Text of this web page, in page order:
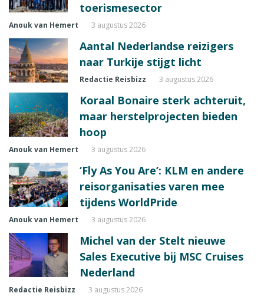
toerismesector
Anouk van Hemert 3 augustus 2026
Aantal Nederlandse reizigers
naar Turkije stijgt licht
Redactie Reisbizz 3 augustus 2026
Koraal Bonaire sterk achteruit,
maar herstelprojecten bieden
hoop
Anouk van Hemert 3 augustus 2026
‘Fly As You Are’: KLM en andere
reisorganisaties varen mee
tijdens WorldPride
Anouk van Hemert 3 augustus 2026
Michel van der Stelt nieuwe
Sales Executive bij MSC Cruises
Nederland
Redactie Reisbizz 3 augustus 2026